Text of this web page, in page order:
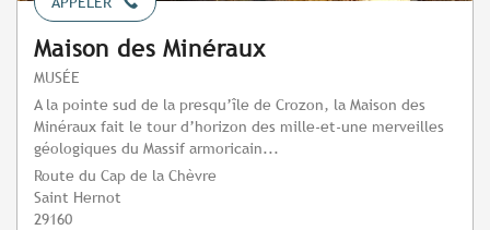
Maison des Minéraux
MUSÉE
A la pointe sud de la presqu’île de Crozon, la Maison des
Minéraux fait le tour d’horizon des mille-et-une merveilles
géologiques du Massif armoricain...
Route du Cap de la Chèvre
Saint Hernot
29160